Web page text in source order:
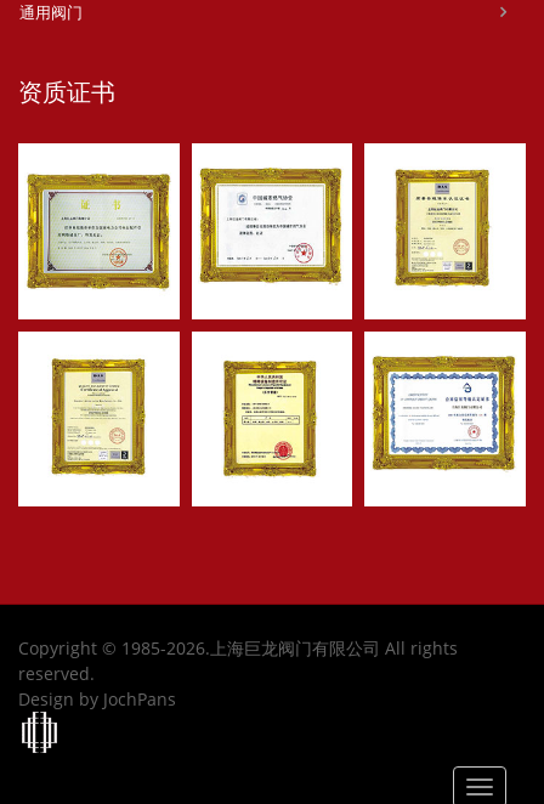
通用阀门
资质证书
Copyright © 1985-2026.上海巨龙阀门有限公司 All rights
reserved.
Design by JochPans
Toggle